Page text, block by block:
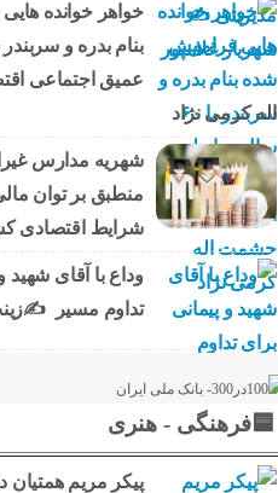
خواهر خوانده
عمیق اجتماعی
اله کرمی نژاد
شهریه مدارس
منطبق بر توان
شرایط اقتصادی
وداع با آقای شهید
تداوم مسیر
🟦فرهنگی - هنری
پیکر مریم همتیان